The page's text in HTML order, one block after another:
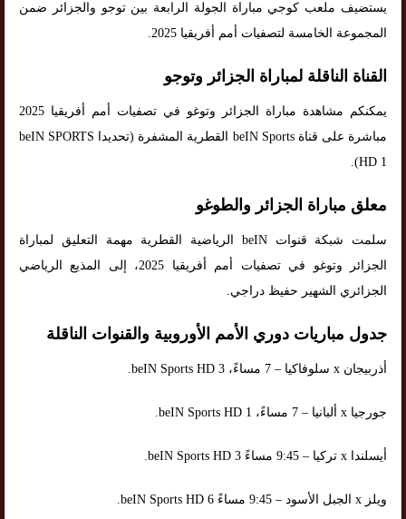
يستضيف ملعب كوجي مباراة الجولة الرابعة بين توجو والجزائر ضمن
المجموعة الخامسة لتصفيات أمم أفريقيا 2025.
القناة الناقلة لمباراة الجزائر وتوجو
يمكنكم مشاهدة مباراة الجزائر وتوغو في تصفيات أمم أفريقيا 2025
مباشرة على قناة beIN Sports القطرية المشفرة (تحديدا beIN SPORTS
HD 1).
معلق مباراة الجزائر والطوغو
سلمت شبكة قنوات beIN الرياضية القطرية مهمة التعليق لمباراة
الجزائر وتوغو في تصفيات أمم أفريقيا 2025، إلى المذيع الرياضي
الجزائري الشهير حفيظ دراجي.
جدول مباريات دوري الأمم الأوروبية والقنوات الناقلة
أذربيجان x سلوفاكيا – 7 مساءً، beIN Sports HD 3.
جورجيا x ألبانيا – 7 مساءً، beIN Sports HD 1.
أيسلندا x تركيا – 9:45 مساءً beIN Sports HD 3.
ويلز x الجبل الأسود – 9:45 مساءً beIN Sports HD 6.